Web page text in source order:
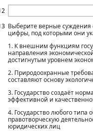
Выберите верные суждения
цифры, под которыми они
1. К внешним функциям
направления
достигнутым уровнем
2. Природоохранные
составляют основу
3. Государство создаёт
эффективной и
4. Государство любого
правотворческую
юридических лиц